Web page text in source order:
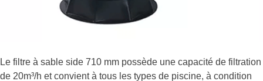
Le filtre à sable side 710 mm possède une capacité de filtration
de 20m³/h et convient à tous les types de piscine, à condition